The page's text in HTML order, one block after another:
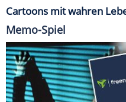
Cartoons mit wahren
Memo-Spiel